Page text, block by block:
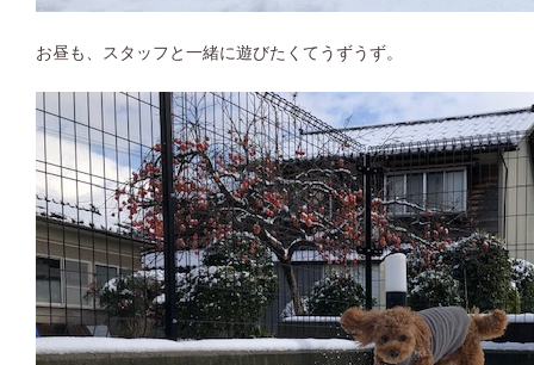
お昼も、スタッフと一緒に遊びたくてうずうず。